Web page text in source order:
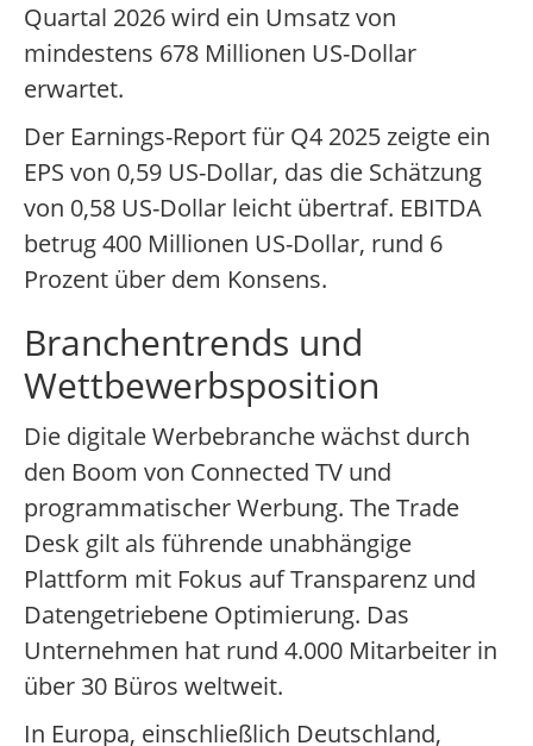
Quartal 2026 wird ein Umsatz von
mindestens 678 Millionen US-Dollar
erwartet.
Der Earnings-Report für Q4 2025 zeigte ein
EPS von 0,59 US-Dollar, das die Schätzung
von 0,58 US-Dollar leicht übertraf. EBITDA
betrug 400 Millionen US-Dollar, rund 6
Prozent über dem Konsens.
Branchentrends und
Wettbewerbsposition
Die digitale Werbebranche wächst durch
den Boom von Connected TV und
programmatischer Werbung. The Trade
Desk gilt als führende unabhängige
Plattform mit Fokus auf Transparenz und
Datengetriebene Optimierung. Das
Unternehmen hat rund 4.000 Mitarbeiter in
über 30 Büros weltweit.
In Europa, einschließlich Deutschland,